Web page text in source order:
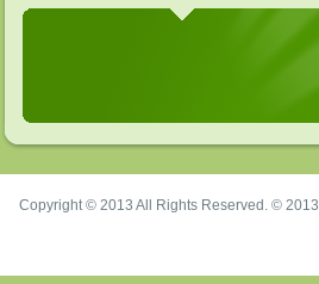
Copyright © 2013 All Rights Reserved. © 2013